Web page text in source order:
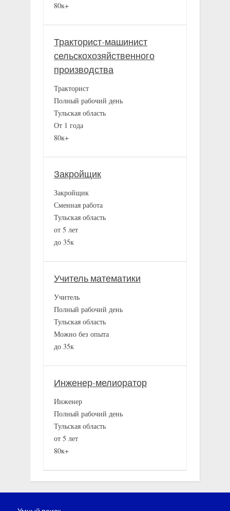
80к+
Тракторист-машинист
сельскохозяйственного
производства
Тракторист
Полный рабочий день
Тульская область
От 1 года
80к+
Закройщик
Закройщик
Сменная работа
Тульская область
от 5 лет
до 35к
Учитель математики
Учитель
Полный рабочий день
Тульская область
Можно без опыта
до 35к
Инженер-мелиоратор
Инженер
Полный рабочий день
Тульская область
от 5 лет
80к+